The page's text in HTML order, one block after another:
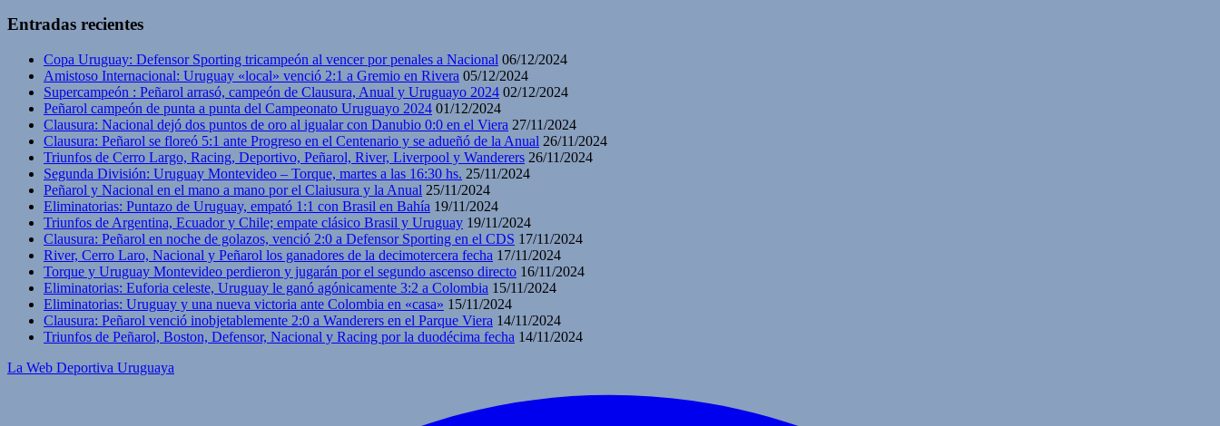
Entradas recientes
Copa Uruguay: Defensor Sporting tricampeón al vencer por penales a Nacional 06/12/2024
Amistoso Internacional: Uruguay «local» venció 2:1 a Gremio en Rivera 05/12/2024
Supercampeón : Peñarol arrasó, campeón de Clausura, Anual y Uruguayo 2024 02/12/2024
Peñarol campeón de punta a punta del Campeonato Uruguayo 2024 01/12/2024
Clausura: Nacional dejó dos puntos de oro al igualar con Danubio 0:0 en el Viera 27/11/2024
Clausura: Peñarol se floreó 5:1 ante Progreso en el Centenario y se adueñó de la Anual 26/11/2024
Triunfos de Cerro Largo, Racing, Deportivo, Peñarol, River, Liverpool y Wanderers 26/11/2024
Segunda División: Uruguay Montevideo – Torque, martes a las 16:30 hs. 25/11/2024
Peñarol y Nacional en el mano a mano por el Claiusura y la Anual 25/11/2024
Eliminatorias: Puntazo de Uruguay, empató 1:1 con Brasil en Bahía 19/11/2024
Triunfos de Argentina, Ecuador y Chile; empate clásico Brasil y Uruguay 19/11/2024
Clausura: Peñarol en noche de golazos, venció 2:0 a Defensor Sporting en el CDS 17/11/2024
River, Cerro Laro, Nacional y Peñarol los ganadores de la decimotercera fecha 17/11/2024
Torque y Uruguay Montevideo perdieron y jugarán por el segundo ascenso directo 16/11/2024
Eliminatorias: Euforia celeste, Uruguay le ganó agónicamente 3:2 a Colombia 15/11/2024
Eliminatorias: Uruguay y una nueva victoria ante Colombia en «casa» 15/11/2024
Clausura: Peñarol venció inobjetablemente 2:0 a Wanderers en el Parque Viera 14/11/2024
Triunfos de Peñarol, Boston, Defensor, Nacional y Racing por la duodécima fecha 14/11/2024
La Web Deportiva Uruguaya